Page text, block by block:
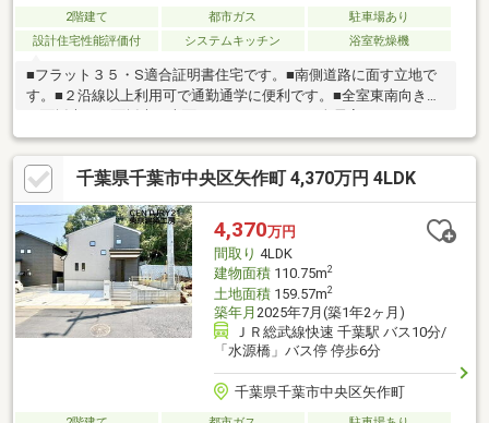
2階建て 都市ガス
駐車場あり
設計住宅性能評価付
システムキッチン 浴室乾燥機
■フラット３５・S適合証明書住宅です。■南側道路に面す立地で
す。■２沿線以上利用可で通勤通学に便利です。■全室東南向き、
グ、リビング階段です。■全居室収納、シューズインクローク付
でスッキリ暮らせます。■対面式キッチンで使いやすいです。■パ
ントリー（食器・食品の収納庫）、食器洗乾燥機付で便利です。
■浴室乾燥機、浴室に窓、浴室暖房付でバスタイムを快適に過ご
せます。■宅配ボックスがあり充実した共用施設。■ＴＶモニタ付
インターホンで安心です。当社売主物件です。■LDK15畳以上。■
浴室乾燥機付です。
千葉県千葉市中央区矢作町 4,370万円 4LDK
4,370万円
間取り 4LDK
建物面積110.75m2
土地面積159.57m2
築年月 2025年7月(築1年2ヶ月)
ＪＲ総武線快速 千葉駅 バス10分/
「水源橋」バス停 停歩6分
千葉県千葉市中央区矢作町